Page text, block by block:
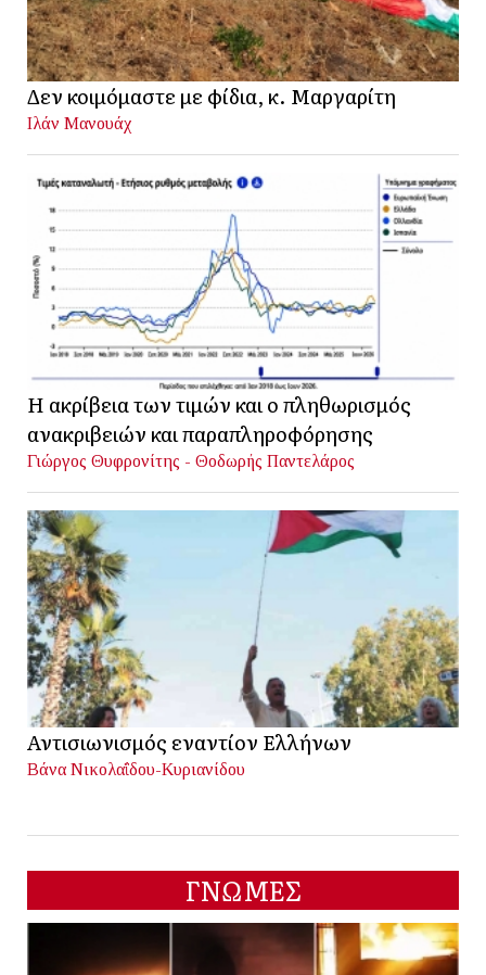
Δεν κοιμόμαστε με φίδια, κ. Μαργαρίτη
Ιλάν Μανουάχ
Η ακρίβεια των τιμών και ο πληθωρισμός
ανακριβειών και παραπληροφόρησης
Γιώργος Θυφρονίτης - Θοδωρής Παντελάρος
Αντισιωνισμός εναντίον Ελλήνων
Βάνα Νικολαΐδου-Κυριανίδου
ΓΝΩΜΕΣ